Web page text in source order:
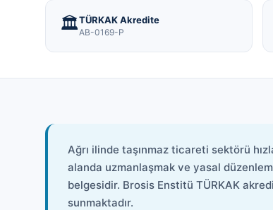
🏛️TÜRKAK Akredite
AB-0169-P
Ağrı ilinde taşınmaz ticareti sektörü
alanda uzmanlaşmak ve yasal
belgesidir. Brosis Enstitü TÜRKAK
sunmaktadır.